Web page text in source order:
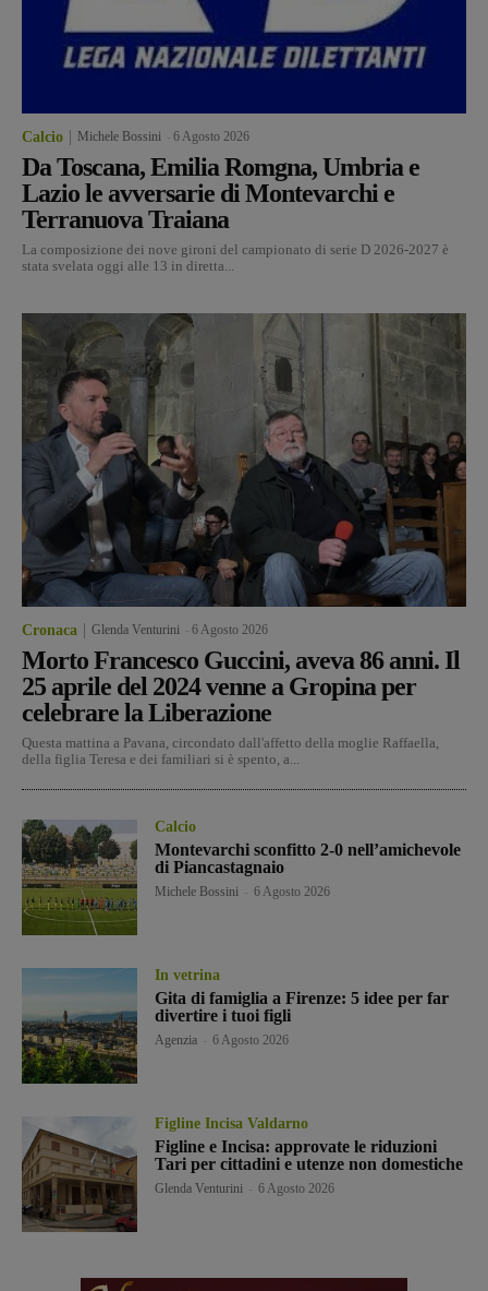
Calcio Michele Bossini 6 Agosto 2026
Da Toscana, Emilia Romgna, Umbria e
Lazio le avversarie di Montevarchi e
Terranuova Traiana
La composizione dei nove gironi del campionato di serie D 2026-2027 è
stata svelata oggi alle 13 in diretta...
Cronaca Glenda Venturini 6 Agosto 2026
Morto Francesco Guccini, aveva 86 anni. Il
25 aprile del 2024 venne a Gropina per
celebrare la Liberazione
Questa mattina a Pavana, circondato dall'affetto della moglie Raffaella,
della figlia Teresa e dei familiari si è spento, a...
Calcio
Montevarchi sconfitto 2-0 nell’amichevole
di Piancastagnaio
Michele Bossini 6 Agosto 2026
In vetrina
Gita di famiglia a Firenze: 5 idee per far
divertire i tuoi figli
Agenzia 6 Agosto 2026
Figline Incisa Valdarno
Figline e Incisa: approvate le riduzioni
Tari per cittadini e utenze non domestiche
Glenda Venturini 6 Agosto 2026